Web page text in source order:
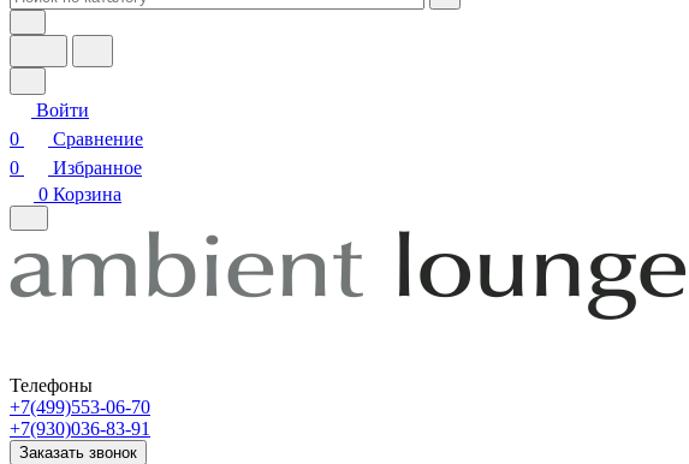
Войти
0
Сравнение
0
Избранное
0 Корзина
Телефоны
+7(499)553-06-70
+7(930)036-83-91
Заказать звонок